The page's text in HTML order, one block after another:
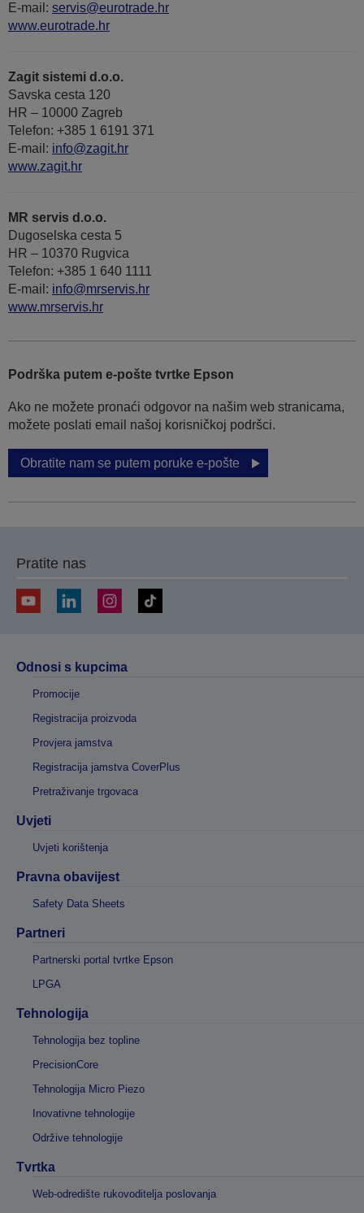
E-mail: servis@eurotrade.hr
www.eurotrade.hr
Zagit sistemi d.o.o.
Savska cesta 120
HR – 10000 Zagreb
Telefon: +385 1 6191 371
E-mail: info@zagit.hr
www.zagit.hr
MR servis d.o.o.
Dugoselska cesta 5
HR – 10370 Rugvica
Telefon: +385 1 640 1111
Е-mail: info@mrservis.hr
www.mrservis.hr
Podrška putem e-pošte tvrtke Epson
Ako ne možete pronaći odgovor na našim web stranicama,
možete poslati email našoj korisničkoj podršci.
Obratite nam se putem poruke e-pošte
Pratite nas
Odnosi s kupcima
Promocije
Registracija proizvoda
Provjera jamstva
Registracija jamstva CoverPlus
Pretraživanje trgovaca
Uvjeti
Uvjeti korištenja
Pravna obavijest
Safety Data Sheets
Partneri
Partnerski portal tvrtke Epson
LPGA
Tehnologija
Tehnologija bez topline
PrecisionCore
Tehnologija Micro Piezo
Inovativne tehnologije
Održive tehnologije
Tvrtka
Web-odredište rukovoditelja poslovanja